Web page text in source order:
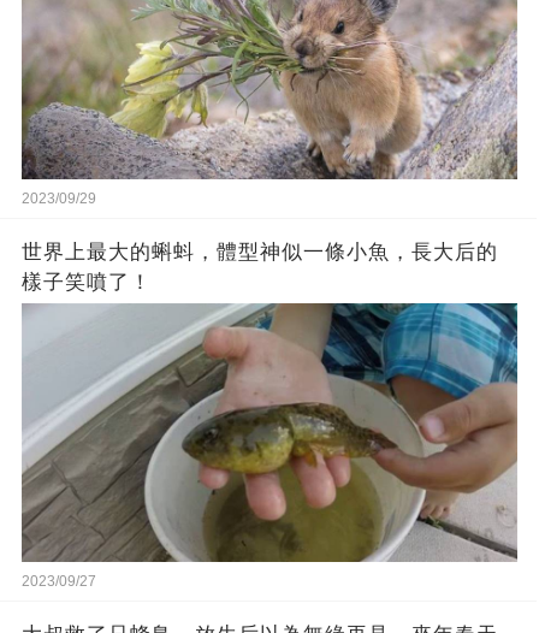
2023/09/29
世界上最大的蝌蚪，體型神似一條小魚，長大后的
樣子笑噴了！
2023/09/27